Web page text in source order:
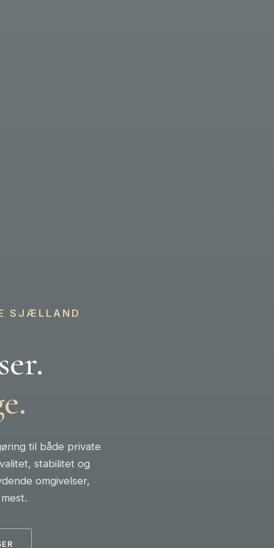
SJÆLLAND
til både private
stabilitet og
omgivelser,